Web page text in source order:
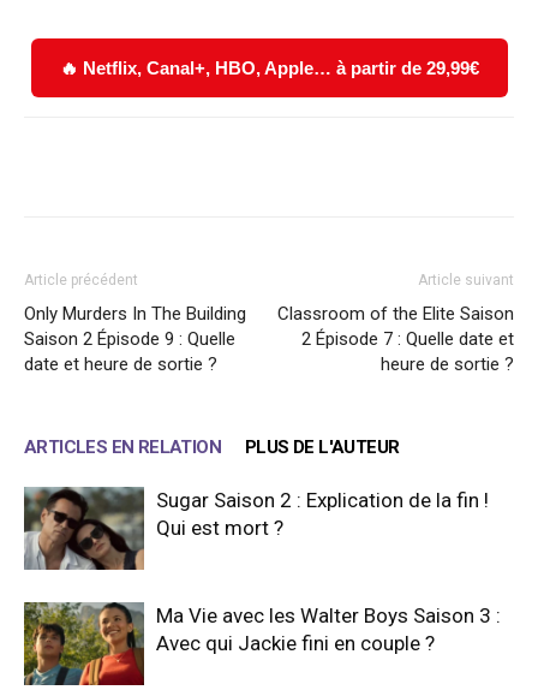
🔥 Netflix, Canal+, HBO, Apple… à partir de 29,99€
Article précédent
Only Murders In The Building
Saison 2 Épisode 9 : Quelle
date et heure de sortie ?
Article suivant
Classroom of the Elite Saison
2 Épisode 7 : Quelle date et
heure de sortie ?
ARTICLES EN RELATION PLUS DE L'AUTEUR
Sugar Saison 2 : Explication de la fin !
Qui est mort ?
Ma Vie avec les Walter Boys Saison 3 :
Avec qui Jackie fini en couple ?